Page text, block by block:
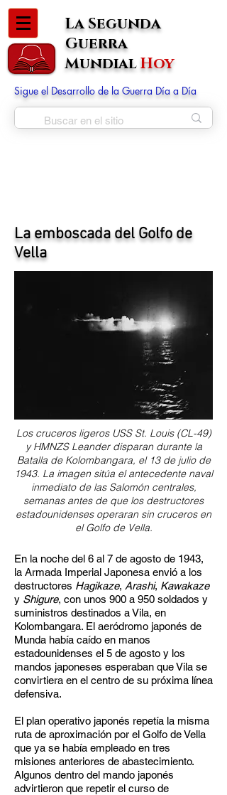
La Segunda
Guerra
MundialHoy
Sigue el Desarrollo de la Guerra Día a Día
La emboscada del Golfo de
Vella
Los cruceros ligeros USS St. Louis (CL-49)
y HMNZS Leander disparan durante la
Batalla de Kolombangara, el 13 de julio de
1943. La imagen sitúa el antecedente naval
inmediato de las Salomón centrales,
semanas antes de que los destructores
estadounidenses operaran sin cruceros en
el Golfo de Vella.
En la noche del 6 al 7 de agosto de 1943,
la Armada Imperial Japonesa envió a los
destructores Hagikaze, Arashi, Kawakaze
y Shigure, con unos 900 a 950 soldados y
suministros destinados a Vila, en
Kolombangara. El aeródromo japonés de
Munda había caído en manos
estadounidenses el 5 de agosto y los
mandos japoneses esperaban que Vila se
convirtiera en el centro de su próxima línea
defensiva.
El plan operativo japonés repetía la misma
ruta de aproximación por el Golfo de Vella
que ya se había empleado en tres
misiones anteriores de abastecimiento.
Algunos dentro del mando japonés
advirtieron que repetir el curso de